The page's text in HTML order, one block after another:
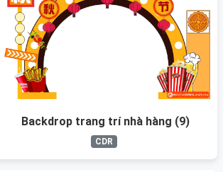
Backdrop trang trí nhà hàng (9)
CDR